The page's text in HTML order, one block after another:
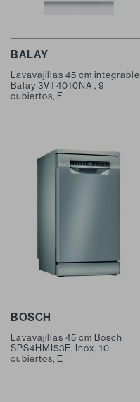
BALAY
Lavavajillas 45 cm integrable
Balay 3VT4010NA , 9
cubiertos, F
BOSCH
Lavavajillas 45 cm Bosch
SPS4HMI53E, Inox, 10
cubiertos, E